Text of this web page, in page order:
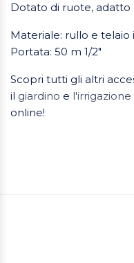
Dotato di ruote, adatto
Materiale: rullo e telaio
Portata: 50 m 1/2"
Scopri tutti gli altri
il giardino e l'irrigazione
online!